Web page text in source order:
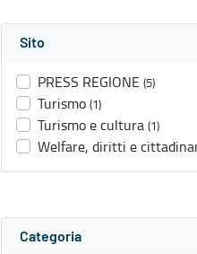
Sito
PRESS REGIONE (5)
Turismo (1)
Turismo e cultura (1)
Welfare, diritti e
Categoria